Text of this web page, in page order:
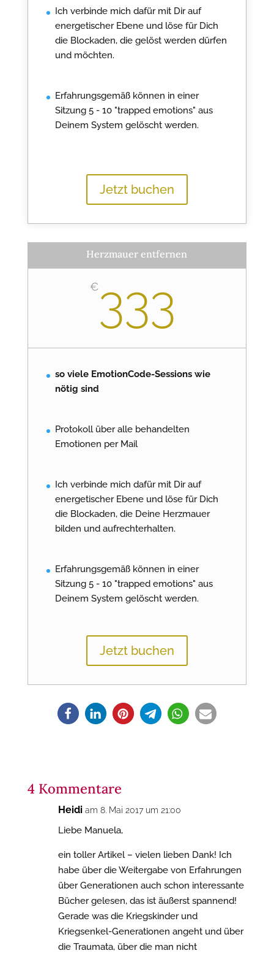
Ich verbinde mich dafür mit Dir auf
energetischer Ebene und löse für Dich
die Blockaden, die gelöst werden dürfen
und möchten.
Erfahrungsgemäß können in einer
Sitzung 5 - 10 "trapped emotions" aus
Deinem System gelöscht werden.
Jetzt buchen
Herzmauer entfernen
€ 333
so viele EmotionCode-Sessions wie
nötig sind
Protokoll über alle behandelten
Emotionen per Mail
Ich verbinde mich dafür mit Dir auf
energetischer Ebene und löse für Dich
die Blockaden, die Deine Herzmauer
bilden und aufrechterhalten.
Erfahrungsgemäß können in einer
Sitzung 5 - 10 "trapped emotions" aus
Deinem System gelöscht werden.
Jetzt buchen
4 Kommentare
Heidi am 8. Mai 2017 um 21:00
Liebe Manuela,
ein toller Artikel – vielen lieben Dank! Ich
habe über die Weitergabe von Erfahrungen
über Generationen auch schon interessante
Bücher gelesen, das ist äußerst spannend!
Gerade was die Kriegskinder und
Kriegsenkel-Generationen angeht und über
die Traumata, über die man nicht